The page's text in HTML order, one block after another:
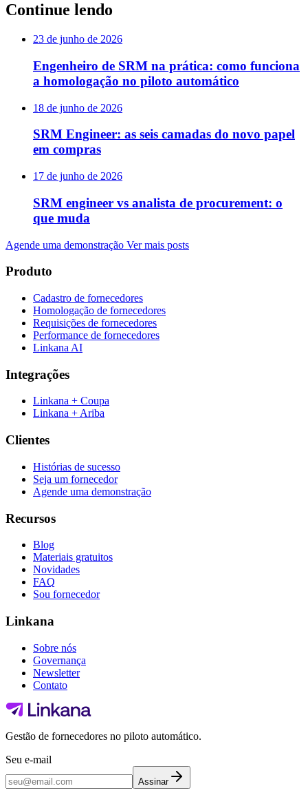
Continue lendo
23 de junho de 2026
Engenheiro de SRM na prática: como funciona
a homologação no piloto automático
18 de junho de 2026
SRM Engineer: as seis camadas do novo papel
em compras
17 de junho de 2026
SRM engineer vs analista de procurement: o
que muda
Agende uma demonstração Ver mais posts
Produto
Cadastro de fornecedores
Homologação de fornecedores
Requisições de fornecedores
Performance de fornecedores
Linkana AI
Integrações
Linkana + Coupa
Linkana + Ariba
Clientes
Histórias de sucesso
Seja um fornecedor
Agende uma demonstração
Recursos
Blog
Materiais gratuitos
Novidades
FAQ
Sou fornecedor
Linkana
Sobre nós
Governança
Newsletter
Contato
Gestão de fornecedores no piloto automático.
Seu e-mail
Assinar